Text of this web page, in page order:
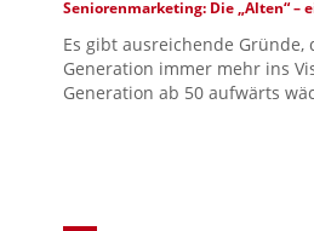
Seniorenmarketing: Die „Alten“ –
Es gibt ausreichende
Generation immer mehr ins
Generation ab 50 aufwärts